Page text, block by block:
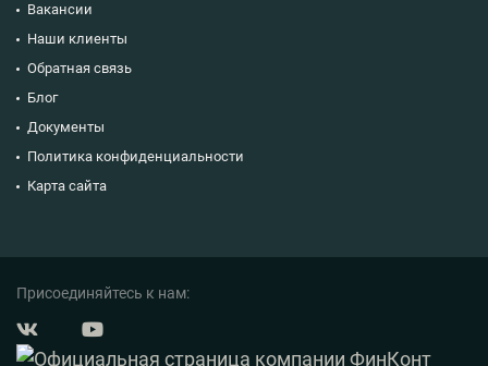
Вакансии
Наши клиенты
Обратная связь
Блог
Документы
Политика конфиденциальности
Карта сайта
Присоединяйтесь к нам: